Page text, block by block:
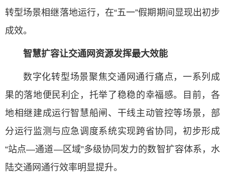
转型场景相继落地运行，在“五一”假期期间显现出初步
成效。
智慧扩容让交通网资源发挥最大效能
数字化转型场景聚焦交通网通行痛点，一系列成
果的落地便民利企，托举了稳稳的幸福感。目前，各
地相继建成运行智慧船闸、干线主动管控等场景，部
分运行监测与应急调度系统实现跨省协同，初步形成
“站点—通道—区域”多级协同发力的数智扩容体系，水
陆交通网通行效率明显提升。